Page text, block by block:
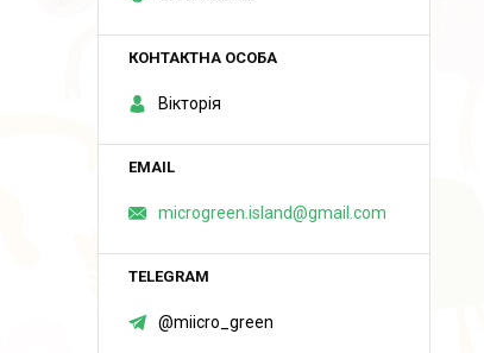
Вікторія
microgreen.island@gmail.com
@miicro_green